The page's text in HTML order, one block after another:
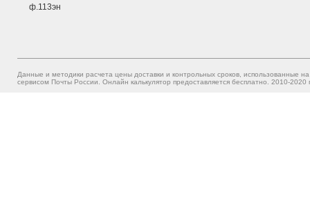
ф.113эн
Данные и методики расчета цены доставки и контрольных сроков, использованные
сервисом Почты России. Онлайн калькулятор предоставляется бесплатно. 2010-2020